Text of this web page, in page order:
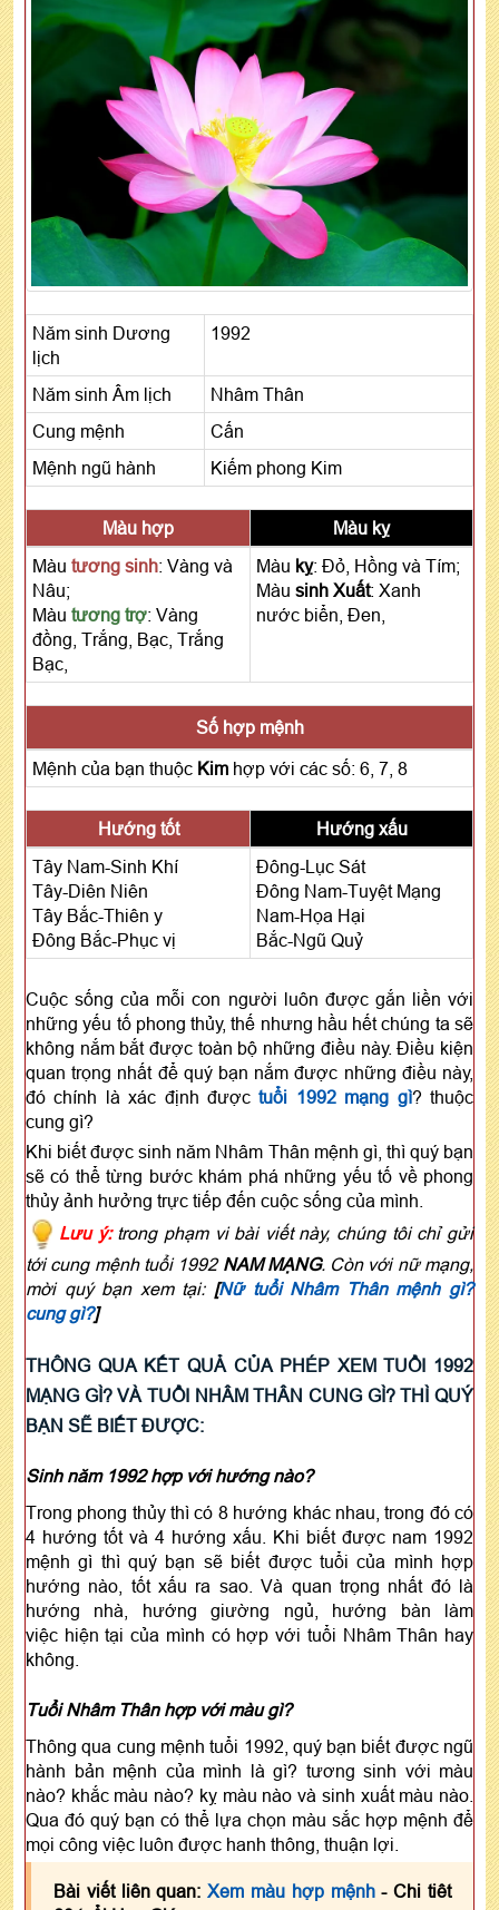
Năm sinh Dương
lịch
1992
Năm sinh Âm lịch
Nhâm Thân
Cung mệnh
Cấn
Mệnh ngũ hành
Kiếm phong Kim
Màu hợp
Màu kỵ
Màu tương sinh: Vàng và
Nâu;
Màu tương trợ: Vàng
đồng, Trắng, Bạc, Trắng
Bạc,
Màu kỵ: Đỏ, Hồng và Tím;
Màu sinh Xuất: Xanh
nước biển, Đen,
Số hợp mệnh
Mệnh của bạn thuộc Kim hợp với các số: 6, 7, 8
Hướng tốt
Hướng xấu
Tây Nam-Sinh Khí
Tây-Diên Niên
Tây Bắc-Thiên y
Đông Bắc-Phục vị
Đông-Lục Sát
Đông Nam-Tuyệt Mạng
Nam-Họa Hại
Bắc-Ngũ Quỷ
Cuộc sống của mỗi con người luôn được gắn liền với
những yếu tố phong thủy, thế nhưng hầu hết chúng ta sẽ
không nắm bắt được toàn bộ những điều này. Điều kiện
quan trọng nhất để quý bạn nắm được những điều này,
đó chính là xác định đượctuổi 1992 mạng gì? thuộc
cung gì?
Khi biết được sinh năm Nhâm Thân mệnh gì, thì quý bạn
sẽ có thể từng bước khám phá những yếu tố về phong
thủy ảnh hưởng trực tiếp đến cuộc sống của mình.
Lưu ý: trong phạm vi bài viết này, chúng tôi chỉ gửi
tới cung mệnh tuổi 1992 NAM MẠNG. Còn với nữ mạng,
mời quý bạn xem tại: [Nữ tuổi Nhâm Thân mệnh gì?
cung gì?]
THÔNG QUA KẾT QUẢ CỦA PHÉP XEM TUỔI 1992
MẠNG GÌ? VÀ TUỔI NHÂM THÂN CUNG GÌ? THÌ QUÝ
BẠN SẼ BIẾT ĐƯỢC:
Sinh năm 1992 hợp với hướng nào?
Trong phong thủy thì có 8 hướng khác nhau, trong đó có
4 hướng tốt và 4 hướng xấu. Khi biết được nam 1992
mệnh gì thì quý bạn sẽ biết được tuổi của mình hợp
hướng nào, tốt xấu ra sao. Và quan trọng nhất đó là
hướng nhà, hướng giường ngủ, hướng bàn làm
việc hiện tại của mình có hợp với tuổi Nhâm Thân hay
không.
Tuổi Nhâm Thân hợp với màu gì?
Thông qua cung mệnh tuổi 1992, quý bạn biết được ngũ
hành bản mệnh của mình là gì? tương sinh với màu
nào? khắc màu nào? kỵ màu nào và sinh xuất màu nào.
Qua đó quý bạn có thể lựa chọn màu sắc hợp mệnh để
mọi công việc luôn được hanh thông, thuận lợi.
Bài viết liên quan:Xem màu hợp mệnh- Chi tiêt